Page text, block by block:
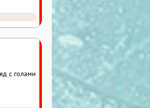
с голами